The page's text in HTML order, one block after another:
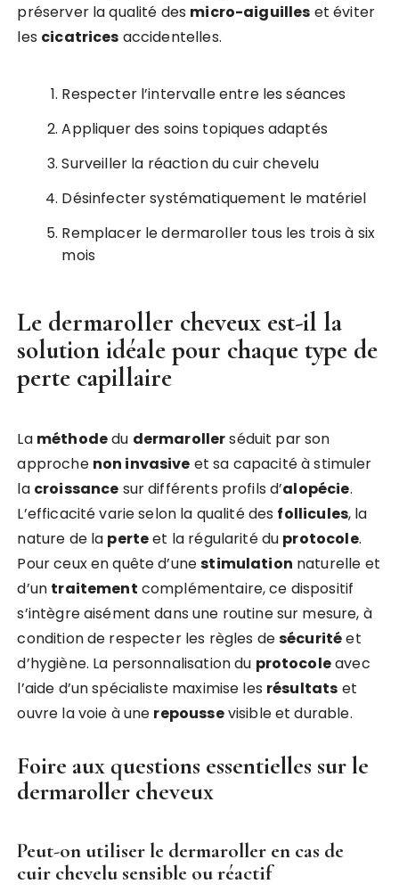
préserver la qualité des micro-aiguilles et éviter
les cicatrices accidentelles.
Respecter l’intervalle entre les séances
Appliquer des soins topiques adaptés
Surveiller la réaction du cuir chevelu
Désinfecter systématiquement le matériel
Remplacer le dermaroller tous les trois à six
mois
Le dermaroller cheveux est-il la
solution idéale pour chaque type de
perte capillaire
La méthodedu dermarollerséduit par son
approche non invasive et sa capacité à stimuler
la croissance sur différents profils d’alopécie.
L’efficacité varie selon la qualité des follicules, la
nature de la perteet la régularité du protocole.
Pour ceux en quête d’unestimulation naturelle et
d’un traitement complémentaire, ce dispositif
s’intègre aisément dans une routine sur mesure, à
condition de respecter les règles desécuritéet
d’hygiène. La personnalisation du protocoleavec
l’aide d’un spécialiste maximise les résultats et
ouvre la voie à une repoussevisible et durable.
Foire aux questions essentielles sur le
dermaroller cheveux
Peut-on utiliser le dermaroller en cas de
cuir chevelu sensible ou réactif